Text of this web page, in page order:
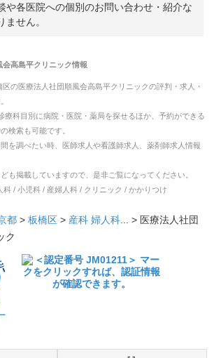
や各医院への個別のお問い合わせ・紹介な
ません。
会高島平クリニック情報
区の医療法人社団順風会高島平クリニックの評判・求人・
療科目別に病院・医院・薬局を探せるほか、予約ができる
検索も可能です。
を調べたい時、医師求人や看護師求人、薬剤師求人情報
も掲載していますので、是非ご覧になってください。
科 / 小児科 / 産婦人科 / クリニック / かかりつけ
都 > 板橋区 > 産科 婦人科... > 医療法人社団
ク